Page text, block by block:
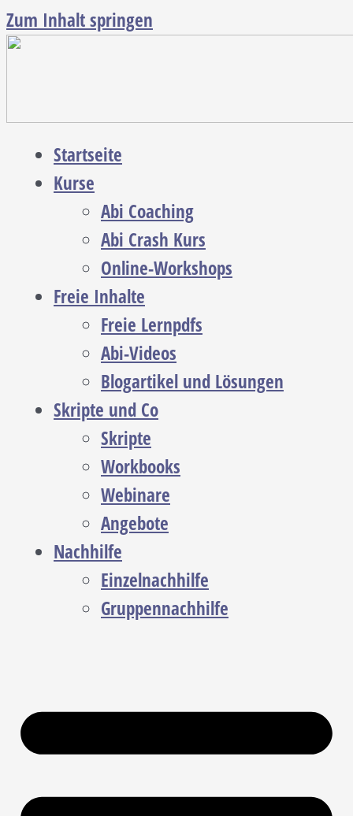
Zum Inhalt springen
Startseite
Kurse
Abi Coaching
Abi Crash Kurs
Online-Workshops
Freie Inhalte
Freie Lernpdfs
Abi-Videos
Blogartikel und Lösungen
Skripte und Co
Skripte
Workbooks
Webinare
Angebote
Nachhilfe
Einzelnachhilfe
Gruppennachhilfe